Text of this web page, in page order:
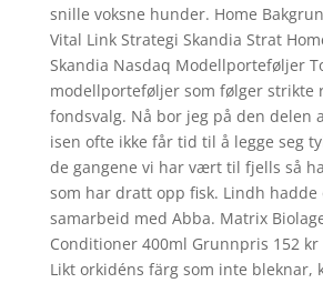
snille voksne hunder. Home
Vital Link Strategi Skandia Strat
Skandia Nasdaq Modellporteføljer
modellporteføljer som følger strikte
fondsvalg. Nå bor jeg på den delen
isen ofte ikke får tid til å legge seg
de gangene vi har vært til fjells så
som har dratt opp fisk. Lindh hadde
samarbeid med Abba. Matrix
Conditioner 400ml Grunnpris 152 kr
Likt orkidéns färg som inte bleknar,